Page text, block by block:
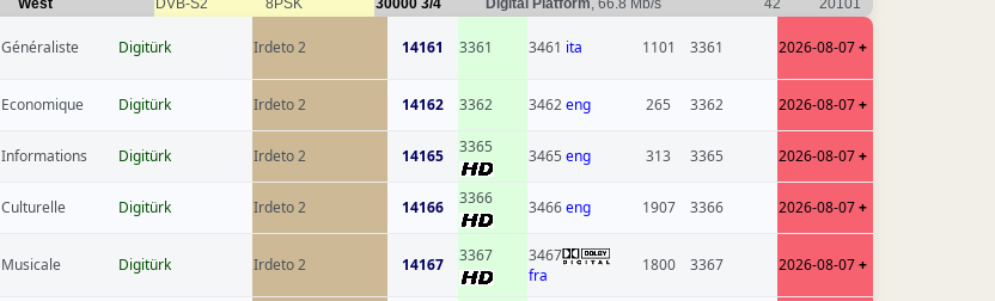
West DVB-S2 8PSK 30000 3/4 Digital Platform, 66.8 Mb/s 42 20101
Généraliste Digitürk Irdeto 2 14161 3361 3461 ita 1101 3361 2026-08-07+
Economique Digitürk Irdeto 2 14162 3362 3462eng 265 3362 2026-08-07+
Informations Digitürk Irdeto 2 14165 3365 3465 eng 313 3365 2026-08-07+
Culturelle Digitürk Irdeto 2 14166 3366 3466eng 1907 3366 2026-08-07+
Musicale Digitürk Irdeto 2 14167 3367
3467
fra
1800 3367 2026-08-07+